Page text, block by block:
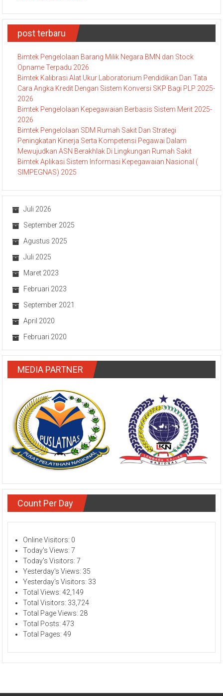
post terbaru
Bimtek Pengelolaan Barang Milik Negara BMN dan Stock
Opname Terpadu 2026
Bimtek Kalibrasi Alat Ukur Laboratorium Pendidikan Dan Tata
Cara Angka Kredit Dengan Sistem Konversi SKP Bagi PLP 2025-
2026
Bimtek Pengelolaan Kepegawaian Berbasis Sistem Merit 2025-
2026
Bimtek Pengelolaan SDM Rumah Sakit Dan Strategi
Peningkatan Kinerja Serta Kompetensi Pegawai Dalam
Mewujudkan ASN Berakhlak Di Lingkungan Rumah Sakit
Bimtek Aplikasi Sistem Informasi Kepegawaian Nasional (
SIMPEGNAS) 2025
Juli 2026
September 2025
Agustus 2025
Juli 2025
Maret 2023
Februari 2023
September 2021
April 2020
Februari 2020
MEDIA PARTNER
Count Per Day
Online Visitors: 0
Today's Views:7
Today's Visitors:7
Yesterday's Views: 35
Yesterday's Visitors: 33
Total Views:42,149
Total Visitors: 33,724
Total Page Views: 28
Total Posts:473
Total Pages:49